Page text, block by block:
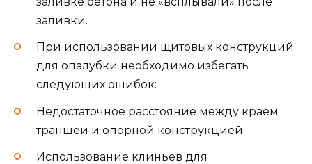
заливки.
При использовании щитовых конструкций
для опалубки необходимо избегать
следующих ошибок:
Недостаточное расстояние между краем
траншеи и опорной конструкцией;
Использование клиньев для